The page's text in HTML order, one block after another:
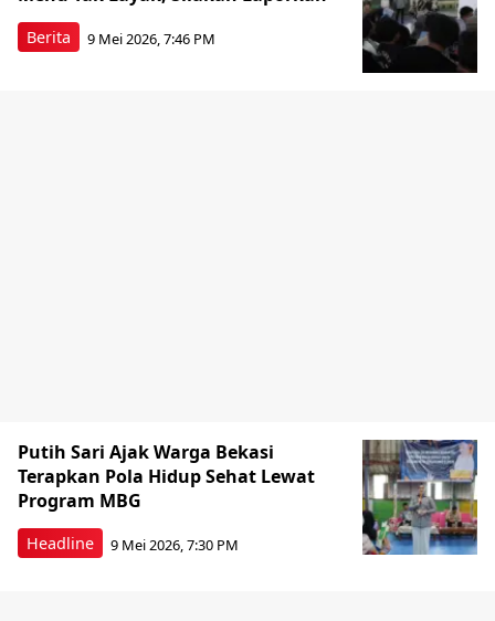
Berita 9 Mei 2026, 7:46 PM
Headline
Putih Sari Ajak Warga Bekasi
Terapkan Pola Hidup Sehat Lewat
Program MBG
9 Mei 2026, 7:30 PM